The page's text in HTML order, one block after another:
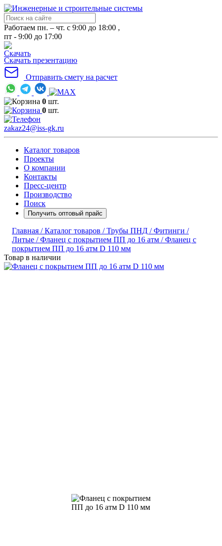
Работаем пн. – чт. с 9:00 до 18:00 ,
пт - 9:00 до 17:00
Скачать презентацию
Отправить смету на расчет
0 шт.
0 шт.
zakaz24@iss-gk.ru
Каталог товаров
Проекты
О компании
Контакты
Пресс-центр
Производство
Поиск
Получить оптовый прайс
Главная /Каталог товаров /Трубы ПНД /Фитинги /
Литые /Фланец с покрытием ПП до 16 атм /Фланец с
покрытием ПП до 16 атм D 110 мм
Товар в наличии